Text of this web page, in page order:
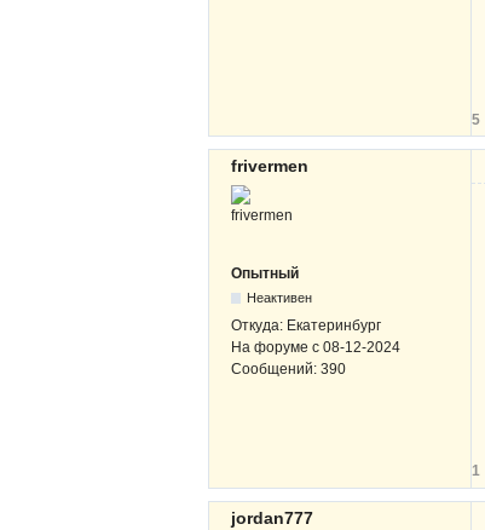
5
frivermen
Опытный
Неактивен
Откуда: Екатеринбург
На форуме с 08-12-2024
Сообщений: 390
1
jordan777